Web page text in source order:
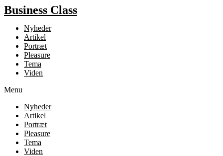
Business Class
Nyheder
Artikel
Portræt
Pleasure
Tema
Viden
Menu
Nyheder
Artikel
Portræt
Pleasure
Tema
Viden